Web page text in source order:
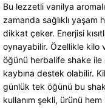
Bu lezzetli vanilya
zamanda sağlıklı
dikkat çeker. Enerjisi
oynayabilir. Özellikle kilo
öğünü herbalife shake
kaybına destek olabilir.
günlük tek öğünü bu
kullanım şekli, ürünü